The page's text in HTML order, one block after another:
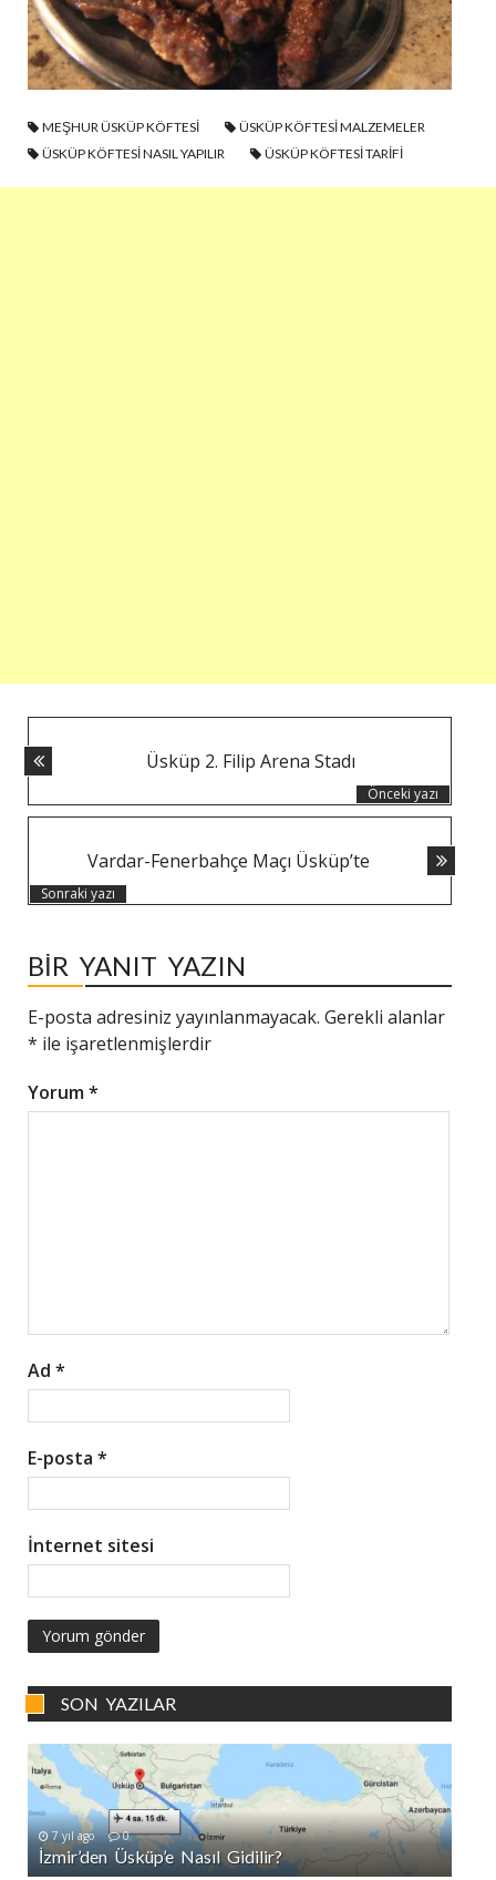
MEŞHUR ÜSKÜP KÖFTESI
ÜSKÜP KÖFTESI MALZEMELER
ÜSKÜP KÖFTESI NASIL YAPILIR
ÜSKÜP KÖFTESI TARIFI
NAVIGASYONU
Önceki yazı
Üsküp 2. Filip Arena Stadı
Sonraki yazı
Vardar-Fenerbahçe Maçı Üsküp’te
BIR YANIT YAZIN
E-posta adresiniz yayınlanmayacak. Gerekli alanlar
* ile işaretlenmişlerdir
Yorum*
Ad *
E-posta *
İnternet sitesi
SON YAZILAR
7 yıl ago 0
İzmir’den Üsküp’e Nasıl Gidilir?